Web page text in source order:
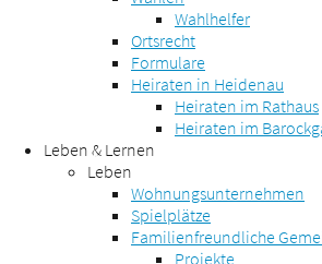
Wahlhelfer
Ortsrecht
Formulare
Heiraten in Heidenau
Heiraten im Rathaus
Heiraten im
Leben & Lernen
Leben
Wohnungsunternehmen
Spielplätze
Familienfreundliche
Projekte